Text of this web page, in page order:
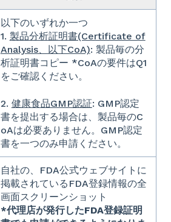
以下のいずれか一つ
1. 製品分析証明書(Certificate of
Analysis、以下CoA): 製品毎の分
析証明書コピー *CoAの要件はQ1
をご確認ください。
2. 健康食品GMP認証: GMP認定
書を提出する場合は、製品毎のC
oAは必要ありません。GMP認定
書を一つのみ申請ください。
自社の、FDA公式ウェブサイトに
掲載されているFDA登録情報の全
画面スクリーンショット
*代理店が発行したFDA登録証明